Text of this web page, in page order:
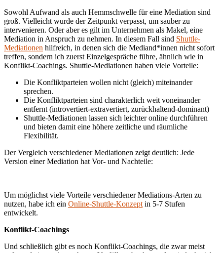
Sowohl Aufwand als auch Hemmschwelle für eine Mediation sind
groß. Vielleicht wurde der Zeitpunkt verpasst, um sauber zu
intervenieren. Oder aber es gilt im Unternehmen als Makel, eine
Mediation in Anspruch zu nehmen. In diesem Fall sind Shuttle-
Mediationen hilfreich, in denen sich die Mediand*innen nicht sofort
treffen, sondern ich zuerst Einzelgespräche führe, ähnlich wie in
Konflikt-Coachings. Shuttle-Mediationen haben viele Vorteile:
Die Konfliktparteien wollen nicht (gleich) miteinander
sprechen.
Die Konfliktparteien sind charakterlich weit voneinander
entfernt (introvertiert-extravertiert, zurückhaltend-dominant)
Shuttle-Mediationen lassen sich leichter online durchführen
und bieten damit eine höhere zeitliche und räumliche
Flexibilität.
Der Vergleich verschiedener Mediationen zeigt deutlich: Jede
Version einer Mediation hat Vor- und Nachteile:
Um möglichst viele Vorteile verschiedener Mediations-Arten zu
nutzen, habe ich ein Online-Shuttle-Konzept in 5-7 Stufen
entwickelt.
Konflikt-Coachings
Und schließlich gibt es noch Konflikt-Coachings, die zwar meist